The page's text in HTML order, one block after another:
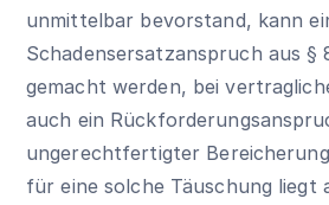
unmittelbar bevorstand, kann
Schadensersatzanspruch aus§
gemacht werden, bei
auch ein
ungerechtfertigter
für eine solche Täuschung liegt